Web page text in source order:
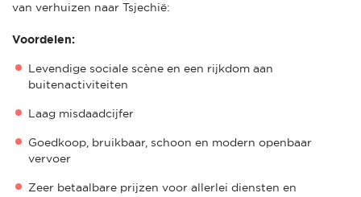
van verhuizen naar Tsjechië:
Voordelen:
Levendige sociale scène en een rijkdom aan
buitenactiviteiten
Laag misdaadcijfer
Goedkoop, bruikbaar, schoon en modern openbaar
vervoer
Zeer betaalbare prijzen voor allerlei diensten en